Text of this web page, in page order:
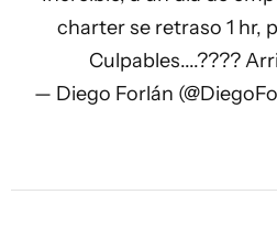
charter se retraso 1 hr,
Culpables....????
— Diego Forlán